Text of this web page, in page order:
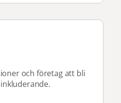
och företag att bli